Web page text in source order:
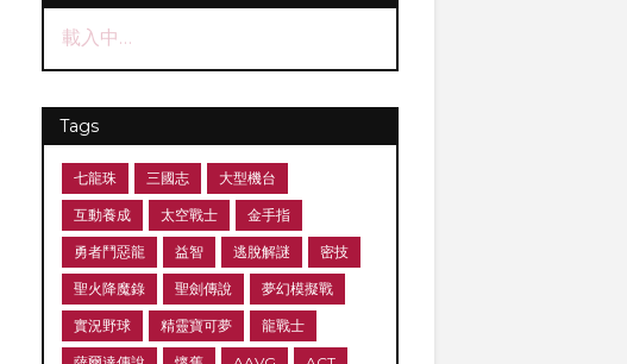
載入中…
Tags
七龍珠 三國志 大型機台
互動養成 太空戰士 金手指
勇者鬥惡龍 益智 逃脫解謎 密技
聖火降魔錄 聖劍傳說 夢幻模擬戰
實況野球 精靈寶可夢 龍戰士